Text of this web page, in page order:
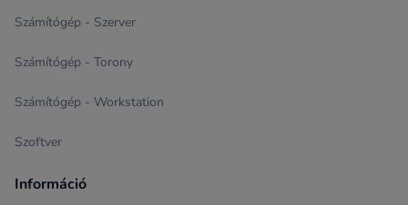
Számítógép - Szerver
Számítógép - Torony
Számítógép - Workstation
Szoftver
Információ